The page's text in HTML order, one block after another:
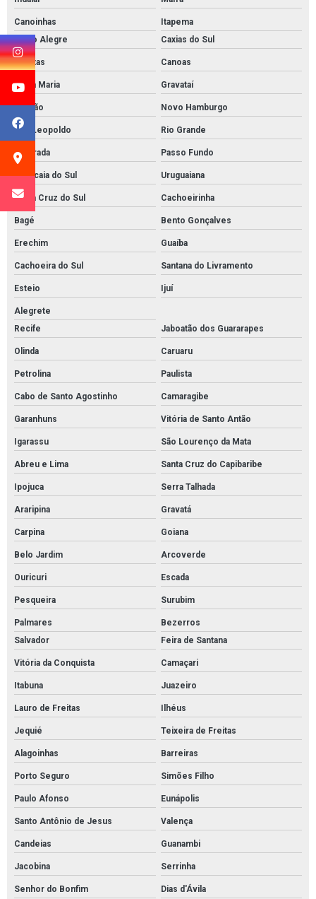
Canoinhas
Itapema
Porto Alegre
Caxias do Sul
Pelotas Canoas
Santa Maria Gravataí
Viamão Novo Hamburgo
São Leopoldo Rio Grande
Alvorada Passo Fundo
Sapucaia do Sul Uruguaiana
Santa Cruz do Sul Cachoeirinha
Bagé Bento Gonçalves
Erechim Guaíba
Cachoeira do Sul Santana do Livramento
Esteio Ijuí
Alegrete
Recife
Jaboatão dos Guararapes
Olinda Caruaru
Petrolina Paulista
Cabo de Santo Agostinho Camaragibe
Garanhuns Vitória de Santo Antão
Igarassu São Lourenço da Mata
Abreu e Lima Santa Cruz do Capibaribe
Ipojuca Serra Talhada
Araripina Gravatá
Carpina Goiana
Belo Jardim Arcoverde
Ouricuri Escada
Pesqueira Surubim
Palmares
Bezerros
Salvador
Feira de Santana
Vitória da Conquista Camaçari
Itabuna Juazeiro
Lauro de Freitas Ilhéus
Jequié Teixeira de Freitas
Alagoinhas Barreiras
Porto Seguro Simões Filho
Paulo Afonso Eunápolis
Santo Antônio de Jesus Valença
Candeias Guanambi
Jacobina Serrinha
Senhor do Bonfim Dias d'Ávila